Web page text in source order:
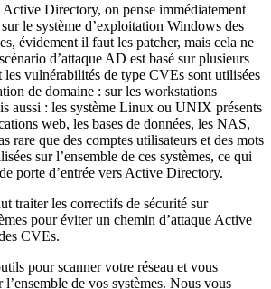
Active Directory, on pense immédiatement
le système d’exploitation Windows des
évidement il faut les patcher, mais cela ne
d’attaque AD est basé sur plusieurs
les vulnérabilités de type CVEs sont utilisées
de domaine : sur les workstations
aussi : les système Linux ou UNIX présents
web, les bases de données, les NAS,
rare que des comptes utilisateurs et des mots
sur l’ensemble de ces systèmes, ce qui
porte d’entrée vers Active Directory.
traiter les correctifs de sécurité sur
pour éviter un chemin d’attaque Active
CVEs.
pour scanner votre réseau et vous
de vos systèmes. Nous vous